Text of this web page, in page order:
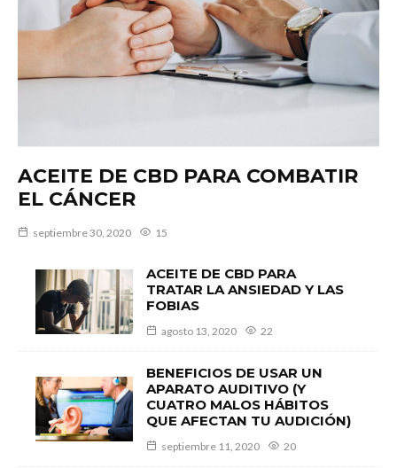
ACEITE DE CBD PARA COMBATIR
EL CÁNCER
septiembre 30, 2020 15
ACEITE DE CBD PARA
TRATAR LA ANSIEDAD Y LAS
FOBIAS
agosto 13, 2020 22
BENEFICIOS DE USAR UN
APARATO AUDITIVO (Y
CUATRO MALOS HÁBITOS
QUE AFECTAN TU AUDICIÓN)
septiembre 11, 2020 20